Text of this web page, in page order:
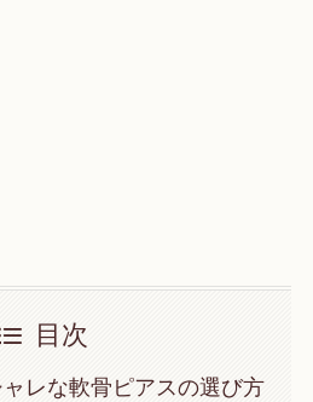
目次
レな軟骨ピアスの選び方